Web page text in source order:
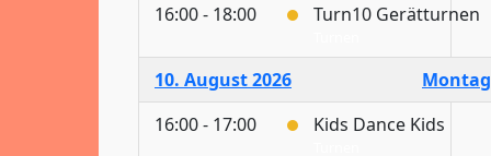
16:00 - 18:00
Turn10 Gerätturnen
10. August 2026
Montag
16:00 - 17:00
Kids Dance Kids